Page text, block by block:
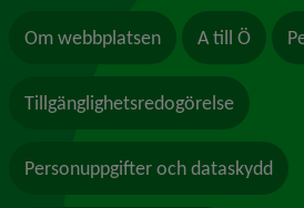
Om webbplatsen A till Ö
Tillgänglighetsredogörelse
Personuppgifter och dataskydd